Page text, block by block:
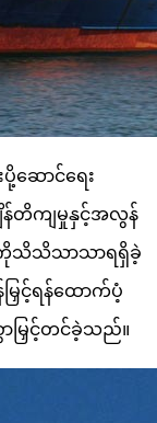
ပို့ဆောင်ရေး
န်တိကျမှုနှင့်အလွန်
င်ကိုသိသိသာသာရရှိခဲ့
ြှင့်ရန်ထောက်ပံ့
ာမြှင့်တင်ခဲ့သည်။